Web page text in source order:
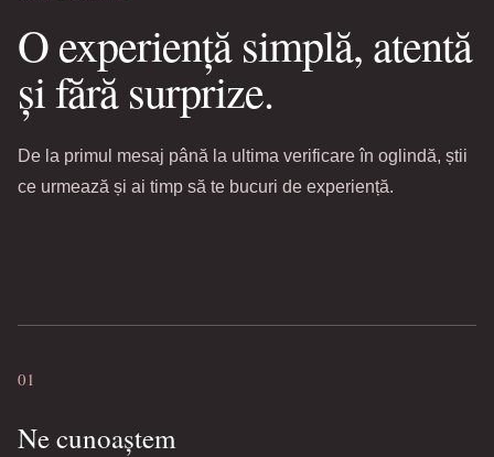
O experiență simplă, atentă
și fără surprize.
De la primul mesaj până la ultima verificare în oglindă, știi
ce urmează și ai timp să te bucuri de experiență.
01
Ne cunoaștem